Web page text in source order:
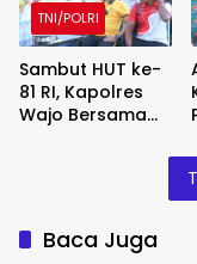
TNI/POLRI
Sambut HUT ke-
81 RI, Kapolres
Wajo Bersama
KarungBaca Juga